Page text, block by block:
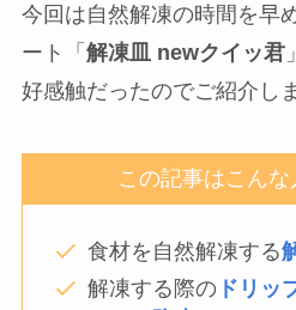
今回は自然解凍の時間を早
ート「 解凍皿 newクイッ君
好感触だったのでご紹介し
この記事はこん
食材を自然解凍する
解凍する際のドリッ